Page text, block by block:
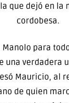
que dejó en la
cordobesa.
Manolo para
una verdadera
Mauricio, al
de quien